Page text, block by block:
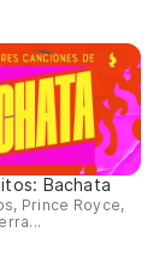
Bachata
Prince Royce,